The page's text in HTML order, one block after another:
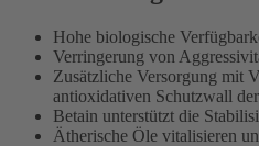
Hohe biologische
Verringerung von
Zusätzliche Versorgung mit
antioxidativen Schutzwall
Betain unterstützt die
Ätherische Öle vitalisieren